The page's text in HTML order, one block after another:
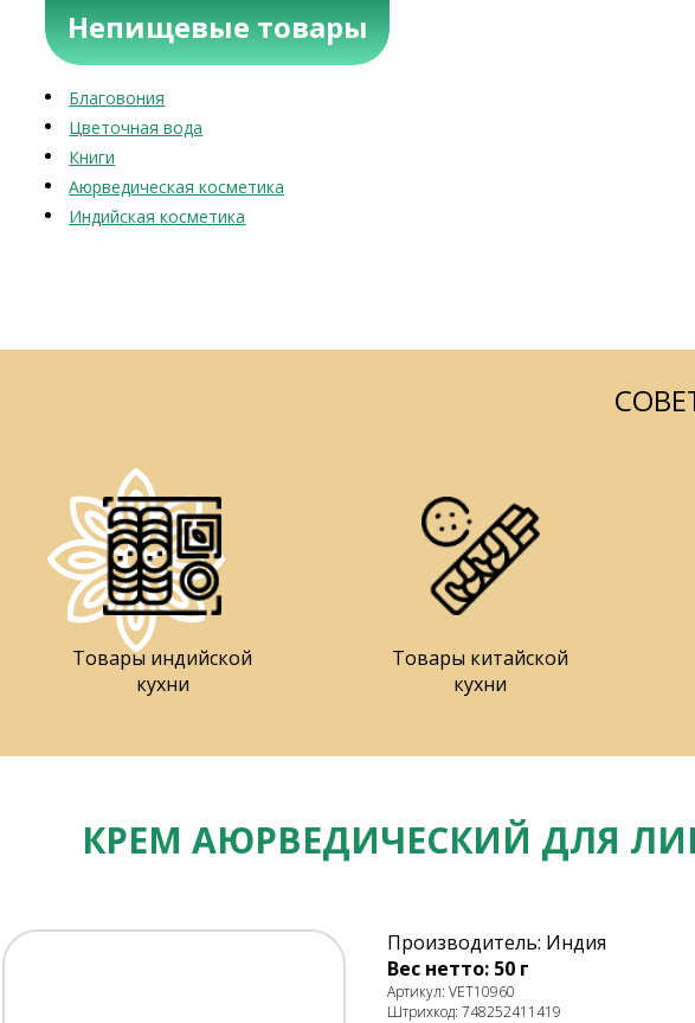
Непищевые товары
Благовония
Цветочная вода
Книги
Аюрведическая косметика
Индийская косметика
Товары индийской
кухни
Товары китайской
кухни
КРЕМ АЮРВЕДИЧЕСКИЙ ДЛЯ
Производитель: Индия
Вес нетто: 50 г
Артикул: VET10960
Штрихкод: 748252411419